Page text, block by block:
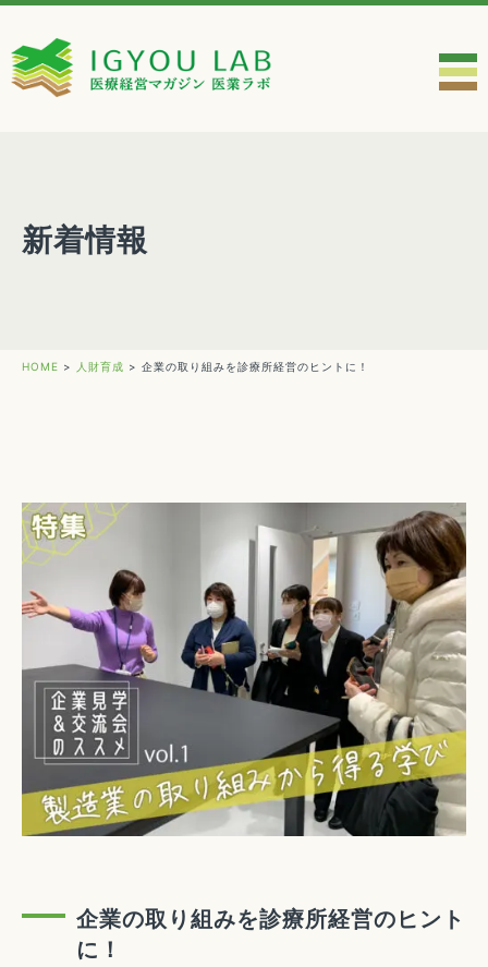
新着情報
HOME > 人財育成 > 企業の取り組みを診療所経営のヒントに！
企業の取り組みを診療所経営のヒント
に！